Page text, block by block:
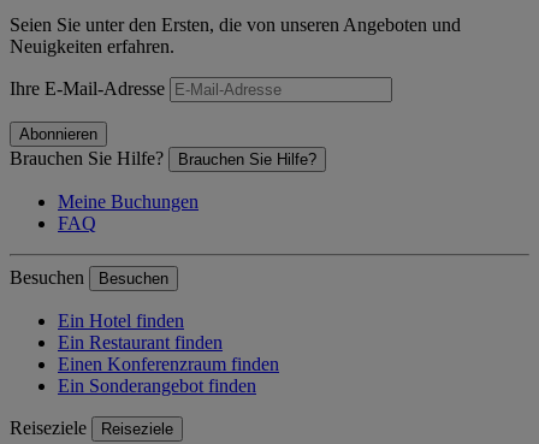
Seien Sie unter den Ersten, die von unseren Angeboten und
Neuigkeiten erfahren.
Ihre E-Mail-Adresse
Abonnieren
Brauchen Sie Hilfe? Brauchen Sie Hilfe?
Meine Buchungen
FAQ
Besuchen Besuchen
Ein Hotel finden
Ein Restaurant finden
Einen Konferenzraum finden
Ein Sonderangebot finden
Reiseziele Reiseziele